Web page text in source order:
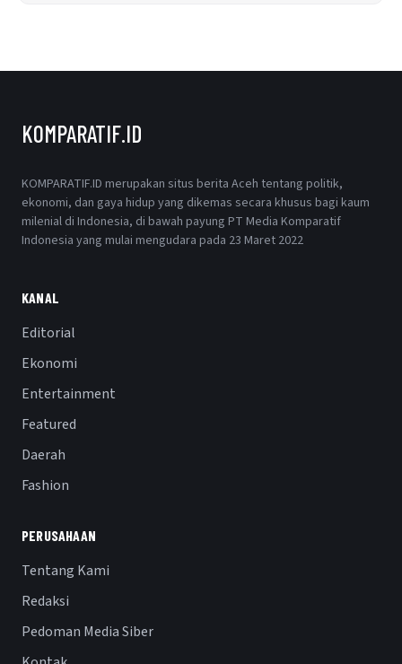
KOMPARATIF.ID
KOMPARATIF.ID merupakan situs berita Aceh tentang politik,
ekonomi, dan gaya hidup yang dikemas secara khusus bagi kaum
milenial di Indonesia, di bawah payung PT Media Komparatif
Indonesia yang mulai mengudara pada 23 Maret 2022
KANAL
Editorial
Ekonomi
Entertainment
Featured
Daerah
Fashion
PERUSAHAAN
Tentang Kami
Redaksi
Pedoman Media Siber